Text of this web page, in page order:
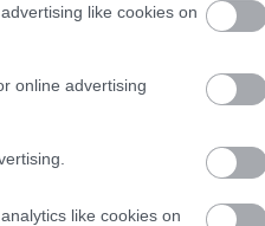
like cookies on
online advertising
like cookies on